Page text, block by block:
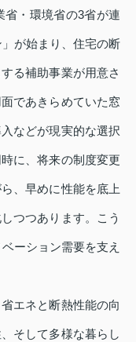
省・環境省の3省が連
が始まり、住宅の断
る補助事業が用意さ
であきらめていた窓
などが現実的な選択
に、将来の制度変更
、早めに性能を底上
つつあります。こう
ーション需要を支え
エネと断熱性能の向
そして多様な暮らし